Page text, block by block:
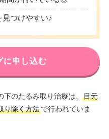
つけやすい♪
に申し込む
のたるみ取り治療は、
目元
り除く方法で行われていま